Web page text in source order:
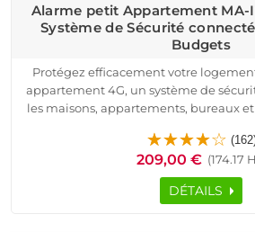
Alarme petit Appartement MA-
Système de Sécurité
Budgets
Protégez efficacement votre
appartement 4G, un système de
les maisons, appartements, bureaux
MHz et intègre une carte SIM pour une
via application mobile
Grâce à sa technologie sans
d’une protection optimale sans frais
209,00 € (174.17
DÉTAILS